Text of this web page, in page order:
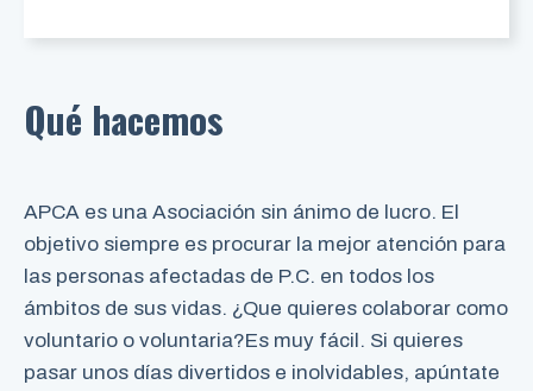
Qué hacemos
APCA es una Asociación sin ánimo de lucro. El
objetivo siempre es procurar la mejor atención para
las personas afectadas de P.C. en todos los
ámbitos de sus vidas. ¿Que quieres colaborar como
voluntario o voluntaria?Es muy fácil. Si quieres
pasar unos días divertidos e inolvidables, apúntate